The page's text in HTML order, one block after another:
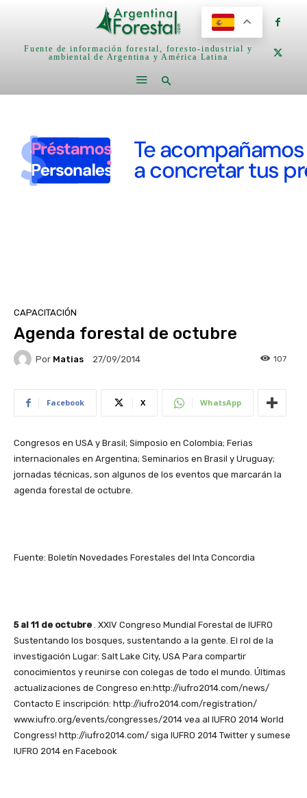
Fuente de información forestal, foresto-industrial y
ambiental de Argentina y América Latina
CAPACITACIÓN
Agenda forestal de octubre
Por Matias 27/09/2014 107
Facebook X WhatsApp
Congresos en USA y Brasil; Simposio en Colombia; Ferias
internacionales en Argentina; Seminarios en Brasil y Uruguay;
jornadas técnicas, son algunos de los eventos que marcarán la
agenda forestal de octubre.
Fuente: Boletín Novedades Forestales del Inta Concordia
5 al 11 de octubre . XXIV Congreso Mundial Forestal de IUFRO
Sustentando los bosques, sustentando a la gente. El rol de la
investigación Lugar: Salt Lake City, USA Para compartir
conocimientos y reunirse con colegas de todo el mundo. Últimas
actualizaciones de Congreso en:http://iufro2014.com/news/
Contacto E inscripción: http://iufro2014.com/registration/
www.iufro.org/events/congresses/2014 vea al IUFRO 2014 World
Congress! http://iufro2014.com/ siga IUFRO 2014 Twitter y sumese
IUFRO 2014 en Facebook